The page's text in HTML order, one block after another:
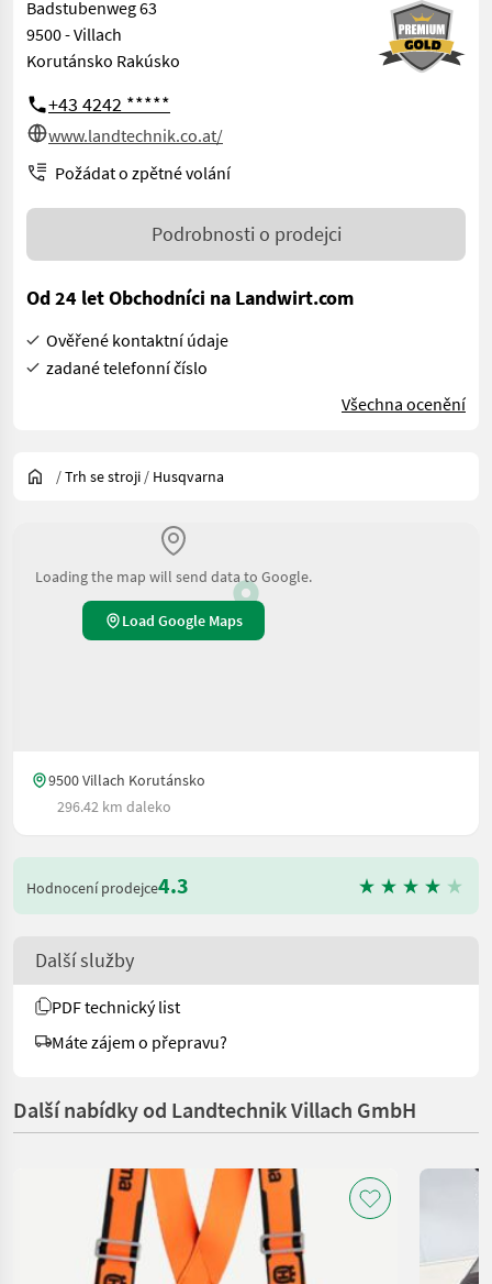
Badstubenweg 63
9500 - Villach
Korutánsko Rakúsko
+43 4242 *****
www.landtechnik.co.at/
Požádat o zpětné volání
Podrobnosti o prodejci
Od 24 let Obchodníci na Landwirt.com
Ověřené kontaktní údaje
zadané telefonní číslo
Všechna ocenění
/Trh se stroji / Husqvarna
Loading the map will send data to Google.
Load Google Maps
9500 Villach Korutánsko
296.42 km daleko
Hodnocení prodejce4.3
Další služby
PDF technický list
Máte zájem o přepravu?
Další nabídky od Landtechnik Villach GmbH